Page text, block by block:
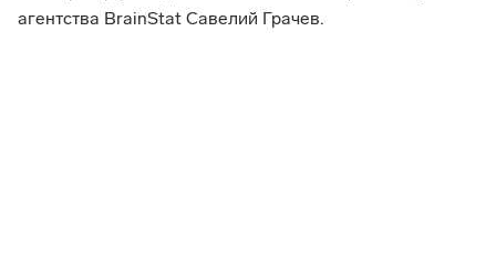
агентства BrainStat Савелий Грачев.